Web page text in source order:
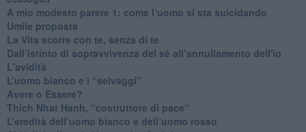
​A mio modesto parere 1: come l’uomo si sta suicidando
​Umile proposta
​La Vita scorre con te, senza di te
​Dall’istinto di sopravvivenza del sé all’annullamento dell'io
L'avidità
​L’uomo bianco e i “selvaggi”
​Avere o Essere?
​Thich Nhat Hanh, “costruttore di pace“
​L’eredità dell’uomo bianco e dell’uomo rosso